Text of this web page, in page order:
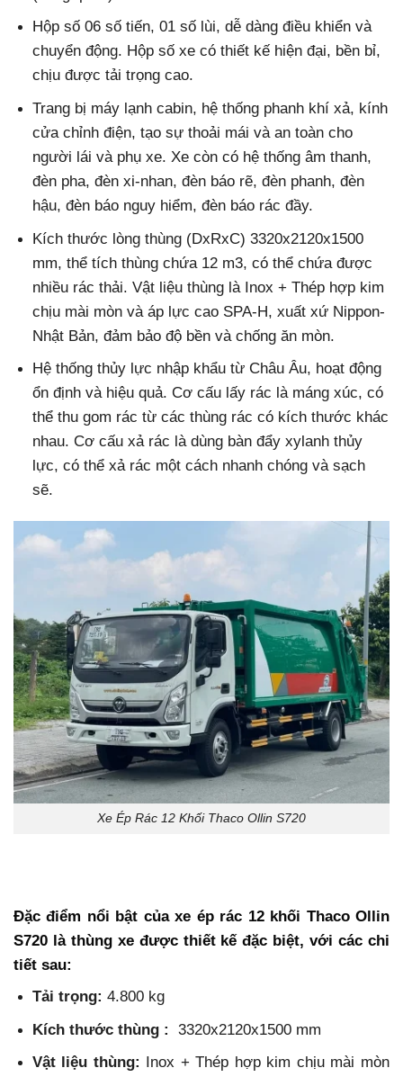
Hộp số 06 số tiến, 01 số lùi, dễ dàng điều khiển và
chuyển động. Hộp số xe có thiết kế hiện đại, bền bỉ,
chịu được tải trọng cao.
Trang bị máy lạnh cabin, hệ thống phanh khí xả, kính
cửa chỉnh điện, tạo sự thoải mái và an toàn cho
người lái và phụ xe. Xe còn có hệ thống âm thanh,
đèn pha, đèn xi-nhan, đèn báo rẽ, đèn phanh, đèn
hậu, đèn báo nguy hiểm, đèn báo rác đầy.
Kích thước lòng thùng (DxRxC) 3320x2120x1500
mm, thể tích thùng chứa 12 m3, có thể chứa được
nhiều rác thải. Vật liệu thùng là Inox + Thép hợp kim
chịu mài mòn và áp lực cao SPA-H, xuất xứ Nippon-
Nhật Bản, đảm bảo độ bền và chống ăn mòn.
Hệ thống thủy lực nhập khẩu từ Châu Âu, hoạt động
ổn định và hiệu quả. Cơ cấu lấy rác là máng xúc, có
thể thu gom rác từ các thùng rác có kích thước khác
nhau. Cơ cấu xả rác là dùng bàn đẩy xylanh thủy
lực, có thể xả rác một cách nhanh chóng và sạch
sẽ.
Xe Ép Rác 12 Khối Thaco Ollin S720
Đặc điểm nổi bật của xe ép rác 12 khối Thaco Ollin
S720 là thùng xe được thiết kế đặc biệt, với các chi
tiết sau:
Tải trọng: 4.800 kg
Kích thước thùng : 3320x2120x1500 mm
Vật liệu thùng: Inox + Thép hợp kim chịu mài mòn